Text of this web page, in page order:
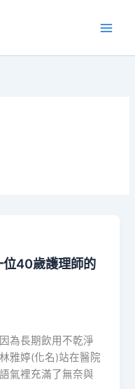
位40歲護理師的
為長期飲用不乾淨
雅婷(化名)站在醫院
氣裡充滿了無奈與